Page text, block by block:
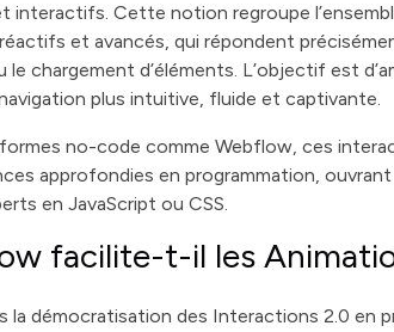
interactifs. Cette notion regroupe
et avancés, qui répondent
chargement d’éléments. L’objectif est
plus intuitive, fluide et captivante.
no-code comme Webflow, ces
approfondies en programmation,
en JavaScript ou CSS.
facilite-t-il les
la démocratisation des Interactions 2.0 en